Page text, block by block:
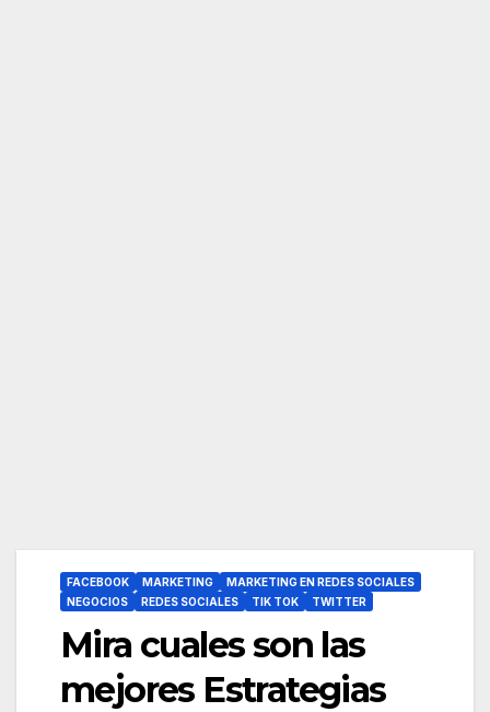
FACEBOOK MARKETING
MARKETING EN REDES SOCIALES
NEGOCIOS
REDES SOCIALES TIK TOK TWITTER
Mira cuales son las
mejores Estrategias